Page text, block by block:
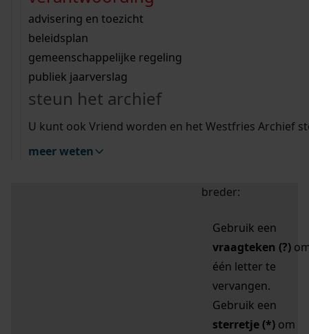
bouwvergunningen
omgevingsvergunningen
vergunningen
beeld en geluid
uitleg nodig?
Wij helpen u op weg met een aantal zoektips.
bekijk alle zoektips
Wij helpen u op weg met een aantal zoektips.
bekijk alle zoektips
bekijk ons geschiedenislokaal
advisering en toezicht
beleidsplan
gemeenschappelijke regeling
publiek jaarverslag
steun het archief
U kunt ook Vriend worden en het Westfries Archief
meer weten
zoektips
Mijn Studiezaal (inloggen)
uw zoekopdracht te
breder:
Gebruik een
vraagteken (?)
één letter te
vervangen.
Gebruik een
sterretje (*) om